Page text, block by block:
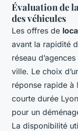
Évaluation de
des véhicules
Les offres de
avant la rapidité
réseau
ville. Le choix
réponse rapide à
courte durée
pour un
La disponibilité